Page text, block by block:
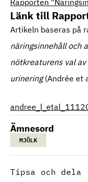
Rapporten
Länk till
Artikeln baseras på
näringsinnehåll och
nötkreaturens val
urinering(Andrée et
Ämnesord
MJÖLK
Tipsa och dela